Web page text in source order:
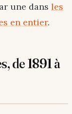
une dans les
en entier.
de 1891 à